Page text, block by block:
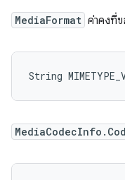
MediaFormat ค่าคงที่